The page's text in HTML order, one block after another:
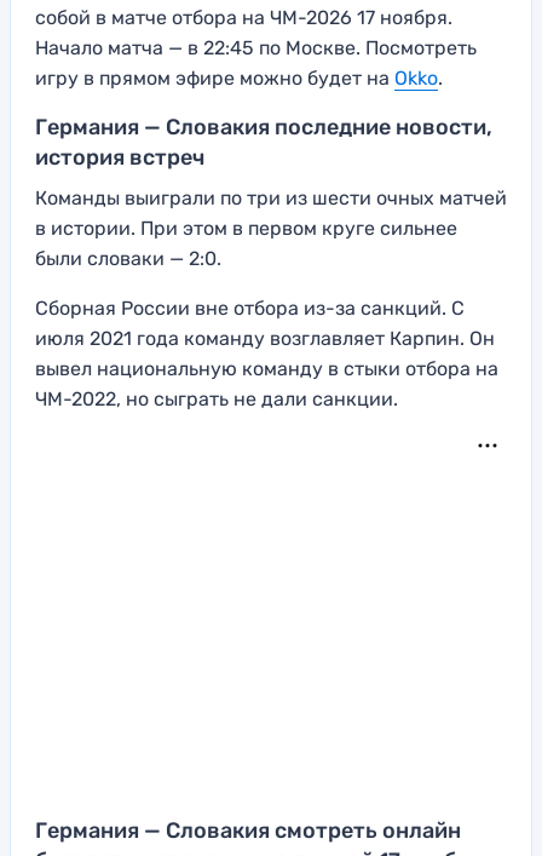
собой в матче отбора на ЧМ-2026 17 ноября.
Начало матча — в 22:45 по Москве. Посмотреть
игру в прямом эфире можно будет на Okko.
Германия — Словакия последние новости,
история встреч
Команды выиграли по три из шести очных матчей
в истории. При этом в первом круге сильнее
были словаки — 2:0.
Сборная России вне отбора из-за санкций. С
июля 2021 года команду возглавляет Карпин. Он
вывел национальную команду в стыки отбора на
ЧМ-2022, но сыграть не дали санкции.
Германия — Словакия смотреть онлайн